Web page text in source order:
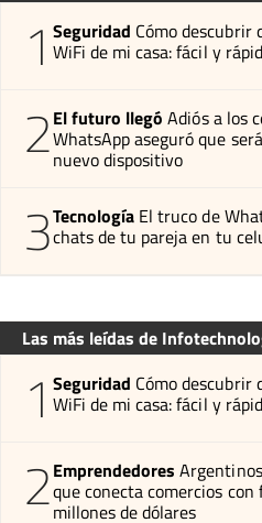
1 Seguridad Cómo descubrir
WiFi de mi casa: fácil y
2El futuro llegó Adiós a los
WhatsApp aseguró que
nuevo dispositivo
3Tecnología El truco de
chats de tu pareja en tu
Las más leídas de
1 Seguridad Cómo descubrir
WiFi de mi casa: fácil y
2Emprendedores
que conecta comercios
millones de dólares